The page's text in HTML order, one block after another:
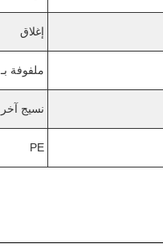
إغلاق
ملفوفة بـ PVC
نسيج آخر
PE